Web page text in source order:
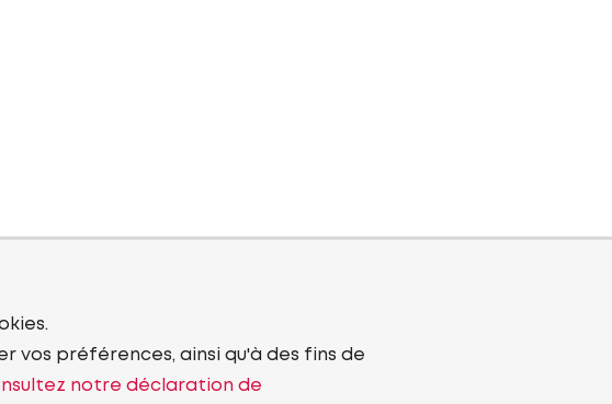
vos préférences, ainsi qu'à des fins de
notre déclaration de